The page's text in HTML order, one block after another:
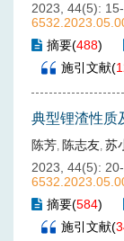
2023, 44(5): 15-
摘要(488)
施引文献(
典型锂渣性质
陈芳, 陈志友, 苏
2023, 44(5): 20-
摘要(584)
施引文献(